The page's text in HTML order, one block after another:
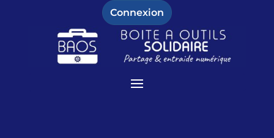
Connexion